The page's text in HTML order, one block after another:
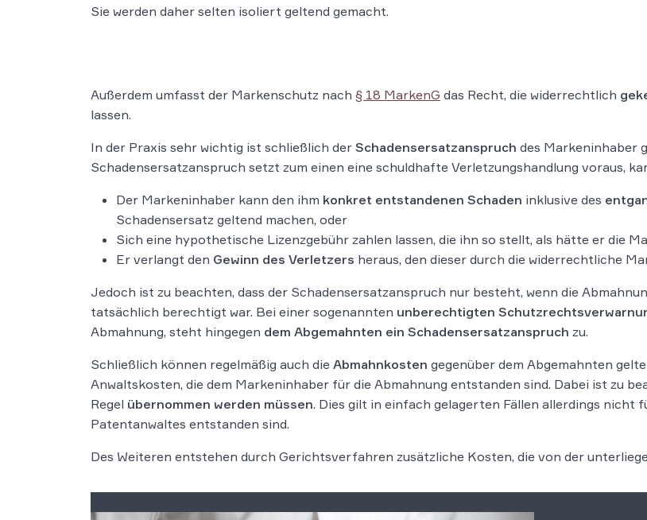
Sie werden daher selten isoliert geltend gemacht.
Außerdem umfasst der Markenschutz nach § 18 MarkenG das Recht, die widerrechtlich
lassen.
In der Praxis sehr wichtig ist schließlich der Schadensersatzanspruch des Markeninhaber
Schadensersatzanspruch setzt zum einen eine schuldhafte Verletzungshandlung voraus,
Der Markeninhaber kann den ihm konkret entstandenen Schaden inklusive des
Schadensersatz geltend machen, oder
Sich eine hypothetische Lizenzgebühr zahlen lassen, die ihn so stellt, als hätte er die
Er verlangt den Gewinn des Verletzers heraus, den dieser durch die widerrechtliche
Jedoch ist zu beachten, dass der Schadensersatzanspruch nur besteht, wenn die
tatsächlich berechtigt war. Bei einer sogenannten unberechtigten
Abmahnung, steht hingegen dem Abgemahnten ein Schadensersatzanspruch zu.
Schließlich können regelmäßig auch die Abmahnkosten gegenüber dem Abgemahnten
Anwaltskosten, die dem Markeninhaber für die Abmahnung entstanden sind. Dabei ist zu
Regel übernommen werden müssen. Dies gilt in einfach gelagerten Fällen allerdings nicht
Patentanwaltes entstanden sind.
Des Weiteren entstehen durch Gerichtsverfahren zusätzliche Kosten, die von der